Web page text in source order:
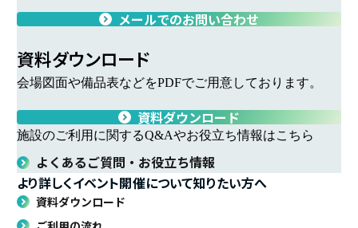
メールでのお問い合わせ
資料ダウンロード
会場図面や備品表などをPDFでご用意しております。
資料ダウンロード
施設のご利用に関するQ&Aやお役立ち情報はこちら
よくあるご質問・お役立ち情報
より詳しくイベント開催について知りたい方へ
資料ダウンロード